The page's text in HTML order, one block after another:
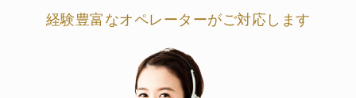
経験豊富なオペレーターがご対応します